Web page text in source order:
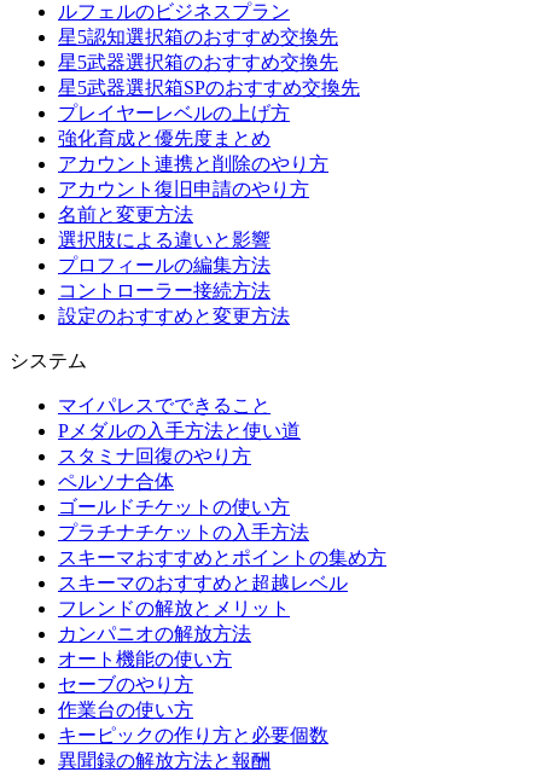
ルフェルのビジネスプラン
星5認知選択箱のおすすめ交換先
星5武器選択箱のおすすめ交換先
星5武器選択箱SPのおすすめ交換先
プレイヤーレベルの上げ方
強化育成と優先度まとめ
アカウント連携と削除のやり方
アカウント復旧申請のやり方
名前と変更方法
選択肢による違いと影響
プロフィールの編集方法
コントローラー接続方法
設定のおすすめと変更方法
システム
マイパレスでできること
Pメダルの入手方法と使い道
スタミナ回復のやり方
ペルソナ合体
ゴールドチケットの使い方
プラチナチケットの入手方法
スキーマおすすめとポイントの集め方
スキーマのおすすめと超越レベル
フレンドの解放とメリット
カンパニオの解放方法
オート機能の使い方
セーブのやり方
作業台の使い方
キーピックの作り方と必要個数
異聞録の解放方法と報酬